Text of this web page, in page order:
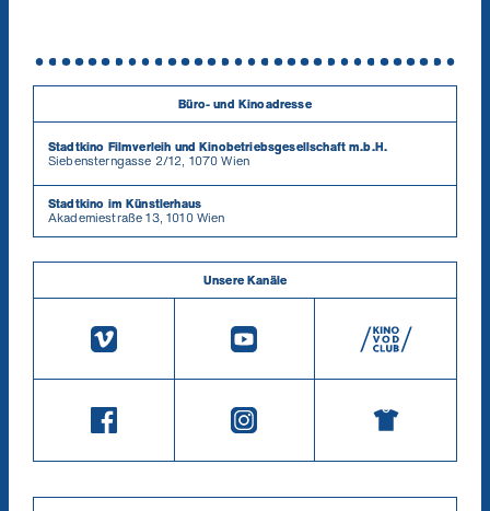
Büro- und Kinoadresse
Stadtkino Filmverleih und Kinobetriebsgesellschaft m.b.H.
Siebensterngasse 2/12, 1070 Wien
Stadtkino im Künstlerhaus
Akademiestraße 13, 1010 Wien
Unsere Kanäle